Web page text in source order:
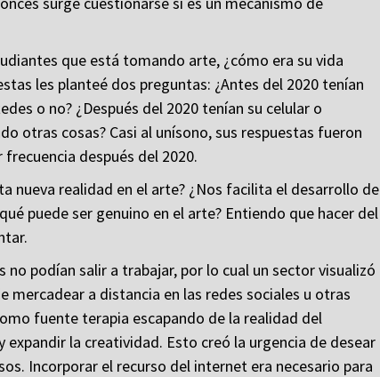
que está tomando arte, ¿cómo era su vida
les planteé dos preguntas: ¿Antes del 2020 tenían
o no? ¿Después del 2020 tenían su celular o
otras cosas? Casi al unísono, sus respuestas fueron
después del 2020.
nueva realidad en el arte? ¿Nos facilita el desarrollo de
puede ser genuino en el arte? Entiendo que hacer del
podían salir a trabajar, por lo cual un sector visualizó
a distancia en las redes sociales u otras
fuente terapia escapando de la realidad del
la creatividad. Esto creó la urgencia de desear
Incorporar el recurso del internet era necesario para